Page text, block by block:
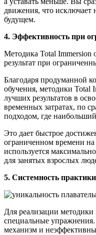
движения, что исключает
будущем.
4. Эффективность при
Методика Total Immersion
результат при
Благодаря продуманной
обучения, методики Total
лучших результатов в
временных затратах, по
подходом, где
Это дает быстрое
ограниченном времени
используется
для занятых взрослых
5. Системность
Для реализации
специальные
механизм и неэффективны